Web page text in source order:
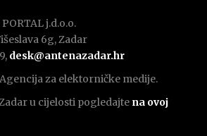
j.d.o.o.
6g, Zadar
desk@antenazadar.hr
za elektorničke medije.
u cijelosti pogledajte na ovoj